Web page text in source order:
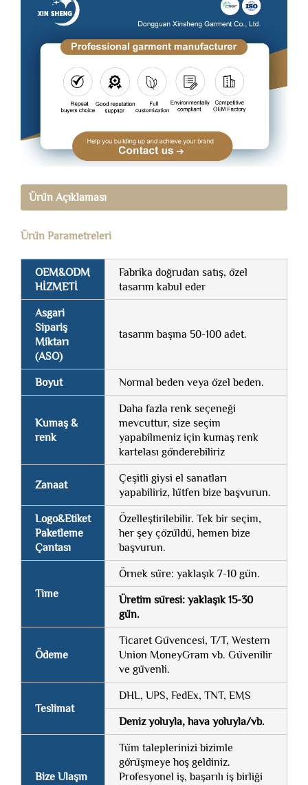
Ürün Açıklaması
Ürün Parametreleri
OEM&ODM
HİZMETİ
Fabrika doğrudan satış, özel
tasarım kabul eder
Asgari
Sipariş
Miktarı
(ASO)
tasarım başına 50-100 adet.
Boyut Normal beden veya özel beden.
Kumaş &
renk
Daha fazla renk seçeneği
mevcuttur, size seçim
yapabilmeniz için kumaş renk
kartelası gönderebiliriz
Zanaat
Çeşitli giysi el sanatları
yapabiliriz, lütfen bize başvurun.
Logo&Etiket
Paketleme
Çantası
Özelleştirilebilir. Tek bir seçim,
her şey çözüldü, hemen bize
başvurun.
Time
Örnek süre: yaklaşık 7-10 gün.
Üretim süresi: yaklaşık 15-30
gün.
Ödeme
Ticaret Güvencesi, T/T, Western
Union MoneyGram vb. Güvenilir
ve güvenli.
Teslimat
DHL, UPS, FedEx, TNT, EMS
Deniz yoluyla, hava yoluyla/vb.
Bize Ulaşın
Tüm taleplerinizi bizimle
görüşmeye hoş geldiniz.
Profesyonel iş, başarılı iş birliği